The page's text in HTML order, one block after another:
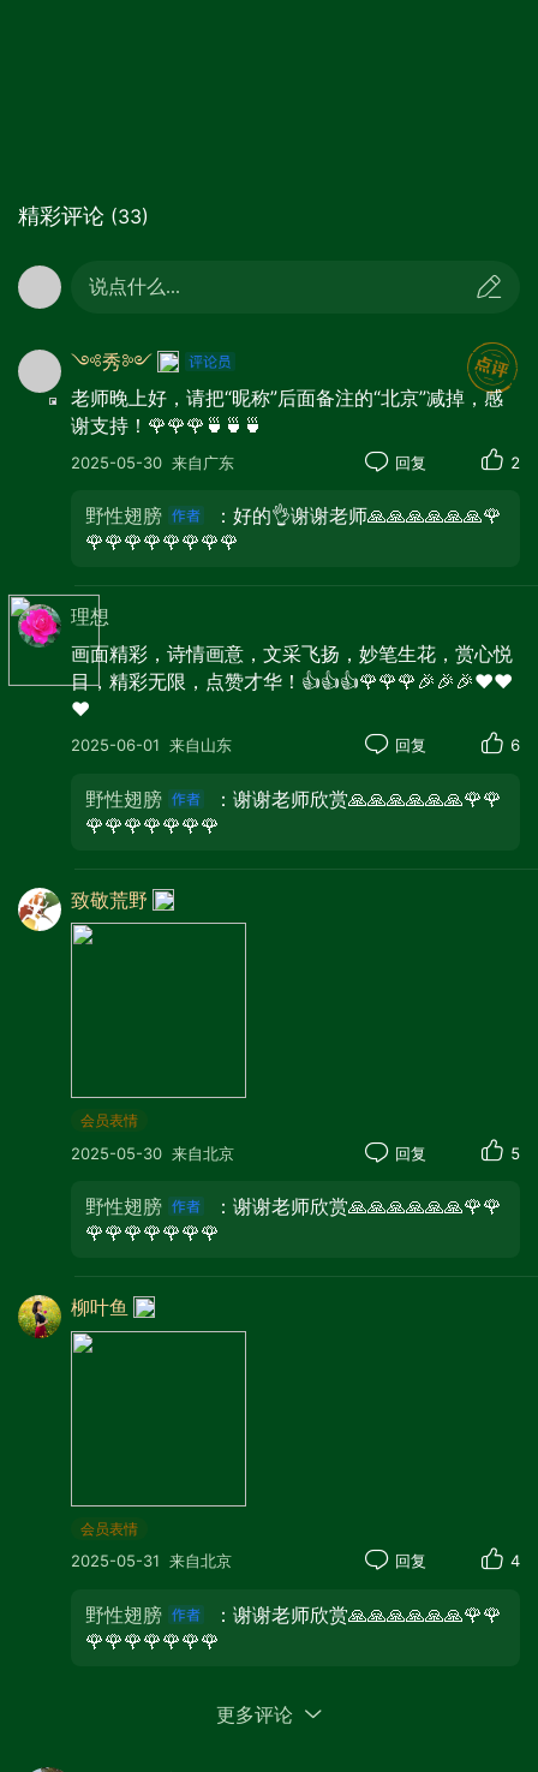
特。海边似乎有一处热闹的场所，人群聚
集。海面上，蓝色的海水泛起波浪，几艘
过，留下一道白色航迹，稍远处还有一艘
与海滨的灵动，充满活力。
精彩评论 (33)
说点什么...
༺秀༻
老师晚上好，请把“昵称”后面备注的“北京”减掉，感
谢支持！🌹🌹🌹🍵🍵🍵
2025-05-30 来自广东 回复 2
野性翅膀
：好的👌谢谢老师🙏🙏🙏🙏🙏🙏🌹
🌹🌹🌹🌹🌹🌹🌹🌹
理想
画面精彩，诗情画意，文采飞扬，妙笔生花，赏心悦
目，精彩无限，点赞才华！👍👍👍🌹🌹🌹🎉🎉🎉❤️❤️
❤️
2025-06-01 来自山东 回复 6
野性翅膀
：谢谢老师欣赏🙏🙏🙏🙏🙏🙏🌹🌹
🌹🌹🌹🌹🌹🌹🌹
致敬荒野
会员表情
2025-05-30 来自北京 回复 5
野性翅膀
：谢谢老师欣赏🙏🙏🙏🙏🙏🙏🌹🌹
🌹🌹🌹🌹🌹🌹🌹
柳叶鱼
会员表情
2025-05-31 来自北京 回复 4
野性翅膀
：谢谢老师欣赏🙏🙏🙏🙏🙏🙏🌹🌹
🌹🌹🌹🌹🌹🌹🌹
更多评论